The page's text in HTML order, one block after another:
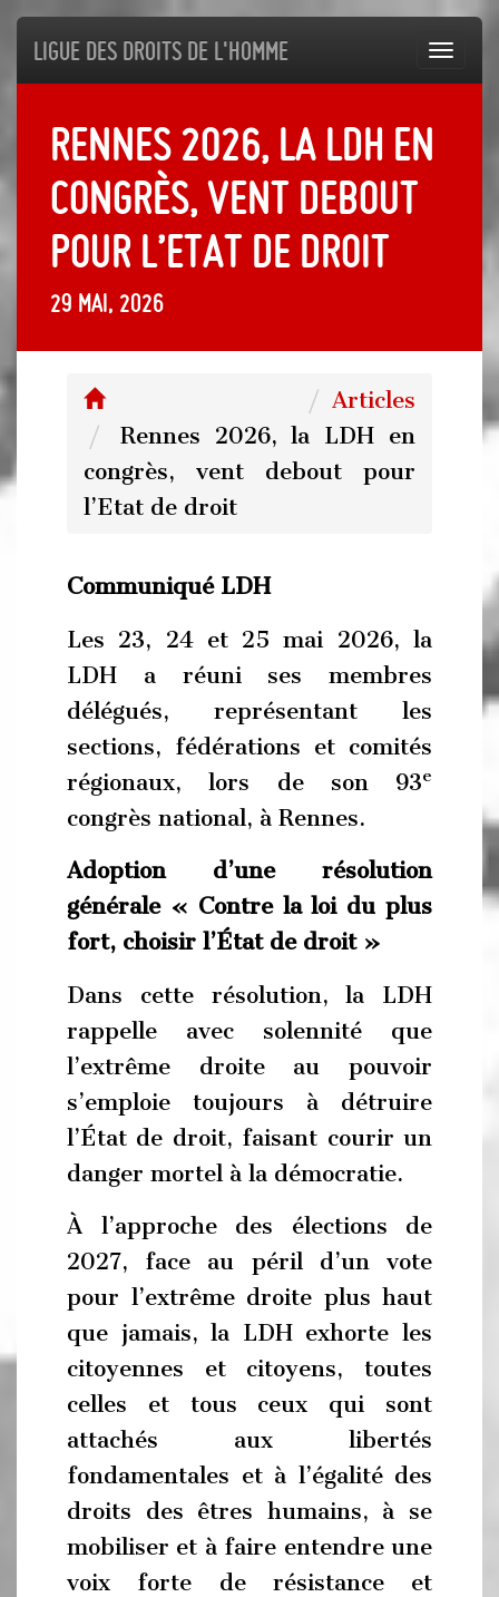
Ligue des droits de l'Homme
Rennes 2026, la LDH en
congrès, vent debout
pour l’Etat de droit
29 mai, 2026
Articles
Rennes 2026, la LDH en
congrès, vent debout pour
l’Etat de droit
Communiqué LDH
Les 23, 24 et 25 mai 2026, la
LDH a réuni ses membres
délégués, représentant les
sections, fédérations et comités
régionaux, lors de son 93e
congrès national, à Rennes.
Adoption d’une résolution
générale « Contre la loi du plus
fort, choisir l’État de droit »
Dans cette résolution, la LDH
rappelle avec solennité que
l’extrême droite au pouvoir
s’emploie toujours à détruire
l’État de droit, faisant courir un
danger mortel à la démocratie.
À l’approche des élections de
2027, face au péril d’un vote
pour l’extrême droite plus haut
que jamais, la LDH exhorte les
citoyennes et citoyens, toutes
celles et tous ceux qui sont
attachés aux libertés
fondamentales et à l’égalité des
droits des êtres humains, à se
mobiliser et à faire entendre une
voix forte de résistance et